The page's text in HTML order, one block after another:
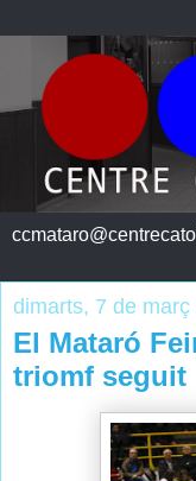
dimarts, 7 de març
El Mataró
triomf seguit